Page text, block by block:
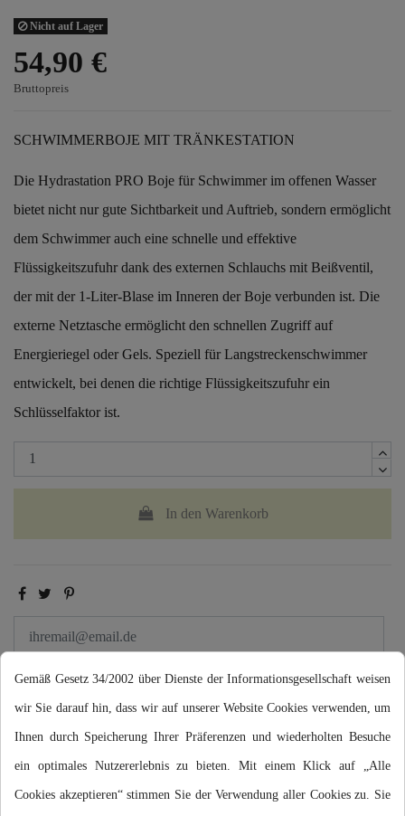
Nicht auf Lager
54,90 €
Bruttopreis
SCHWIMMERBOJE MIT TRÄNKESTATION
Die Hydrastation PRO Boje für Schwimmer im offenen Wasser
bietet nicht nur gute Sichtbarkeit und Auftrieb, sondern ermöglicht
dem Schwimmer auch eine schnelle und effektive
Flüssigkeitszufuhr dank des externen Schlauchs mit Beißventil,
der mit der 1-Liter-Blase im Inneren der Boje verbunden ist. Die
externe Netztasche ermöglicht den schnellen Zugriff auf
Energieriegel oder Gels. Speziell für Langstreckenschwimmer
entwickelt, bei denen die richtige Flüssigkeitszufuhr ein
Schlüsselfaktor ist.
In den Warenkorb
Wenn lieferbar, bitte benachrichtigen
Gemäß Gesetz 34/2002 über Dienste der Informationsgesellschaft weisen
wir Sie darauf hin, dass wir auf unserer Website Cookies verwenden, um
Ihnen durch Speicherung Ihrer Präferenzen und wiederholten Besuche
ein optimales Nutzererlebnis zu bieten. Mit einem Klick auf „Alle
Cookies akzeptieren“ stimmen Sie der Verwendung aller Cookies zu. Sie